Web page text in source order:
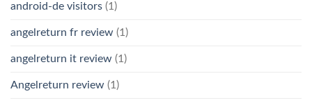
android-de visitors (1)
angelreturn fr review (1)
angelreturn it review (1)
Angelreturn review (1)